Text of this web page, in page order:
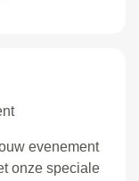
evenement
onze speciale